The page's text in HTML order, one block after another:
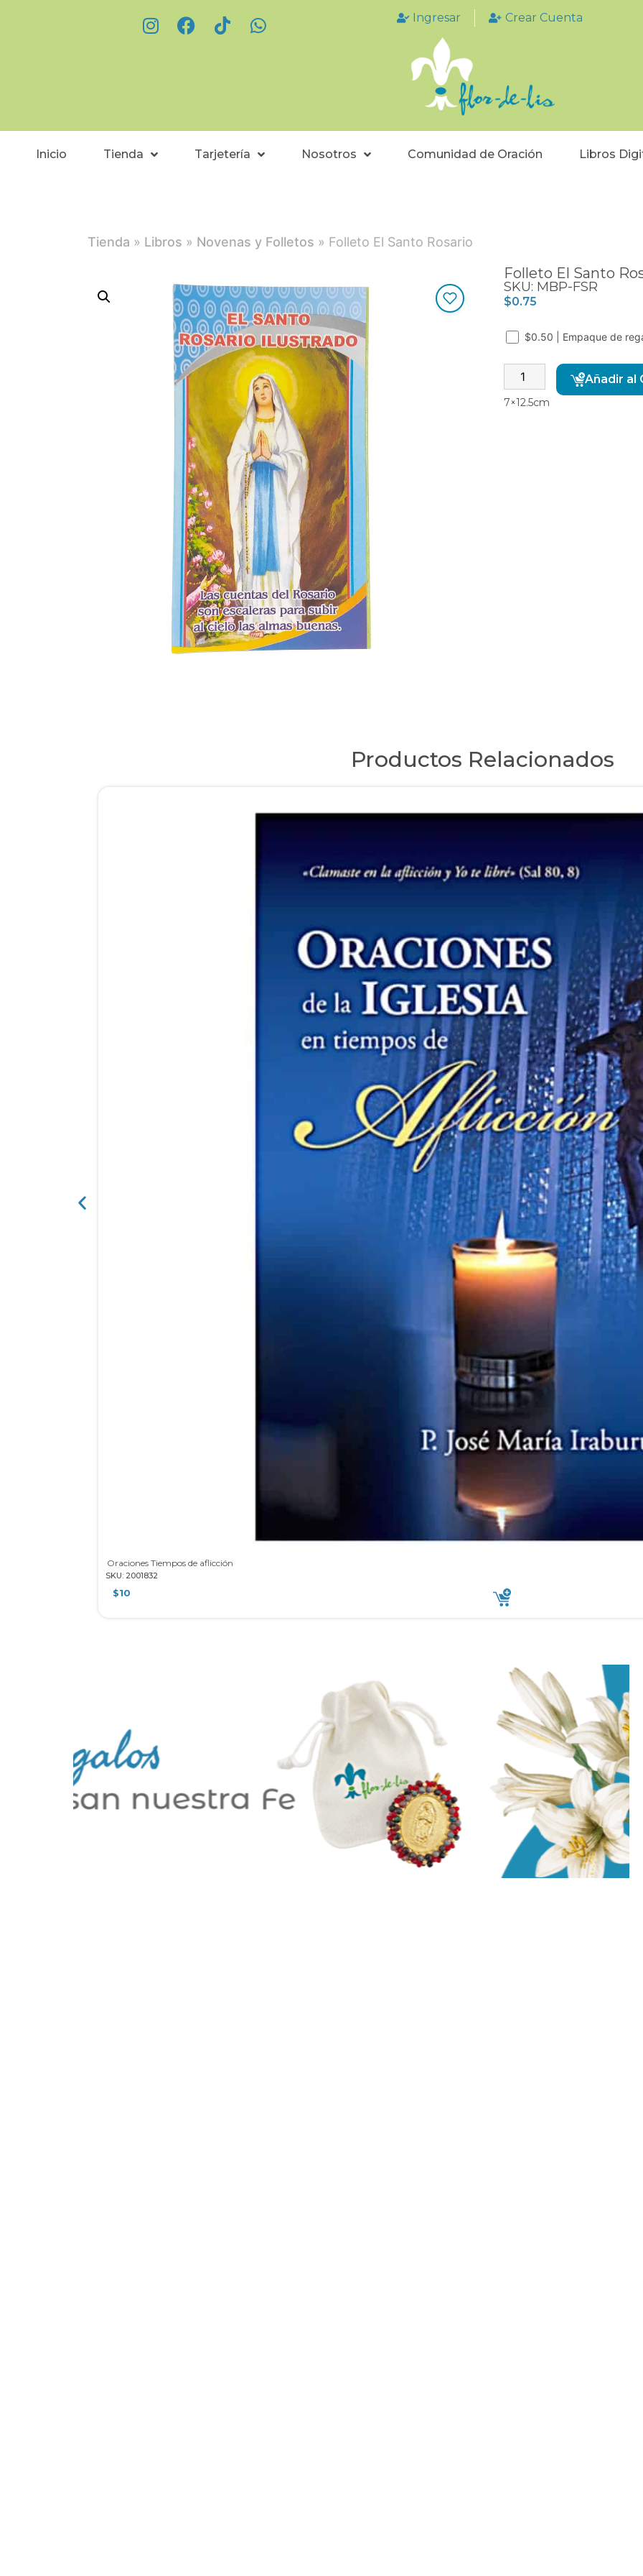
Ingresar Crear Cuenta
Inicio Tienda Tarjetería Nosotros Comunidad de Oración Libros
Tienda » Libros » Novenas y Folletos » Folleto El Santo Rosario
Folleto El Santo
SKU: MBP-FSR
$0.75
$0.50 | Empaque de
Añadir al
7×12.5cm
Productos Relacionados
Oraciones Tiempos de aflicción
SKU: 2001832
$10